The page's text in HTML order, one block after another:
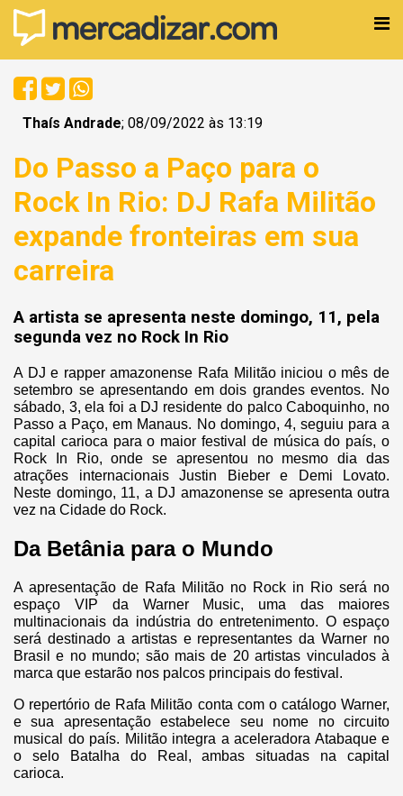
Thaís Andrade; 08/09/2022 às 13:19
Do Passo a Paço para o
Rock In Rio: DJ Rafa Militão
expande fronteiras em sua
carreira
A artista se apresenta neste domingo, 11, pela
segunda vez no Rock In Rio
A DJ e rapper amazonense Rafa Militão iniciou o mês de
setembro se apresentando em dois grandes eventos. No
sábado, 3, ela foi a DJ residente do palco Caboquinho, no
Passo a Paço, em Manaus. No domingo, 4, seguiu para a
capital carioca para o maior festival de música do país, o
Rock In Rio, onde se apresentou no mesmo dia das
atrações internacionais Justin Bieber e Demi Lovato.
Neste domingo, 11, a DJ amazonense se apresenta outra
vez na Cidade do Rock.
Da Betânia para o Mundo
A apresentação de Rafa Militão no Rock in Rio será no
espaço VIP da Warner Music, uma das maiores
multinacionais da indústria do entretenimento. O espaço
será destinado a artistas e representantes da Warner no
Brasil e no mundo; são mais de 20 artistas vinculados à
marca que estarão nos palcos principais do festival.
O repertório de Rafa Militão conta com o catálogo Warner,
e sua apresentação estabelece seu nome no circuito
musical do país. Militão integra a aceleradora Atabaque e
o selo Batalha do Real, ambas situadas na capital
carioca.